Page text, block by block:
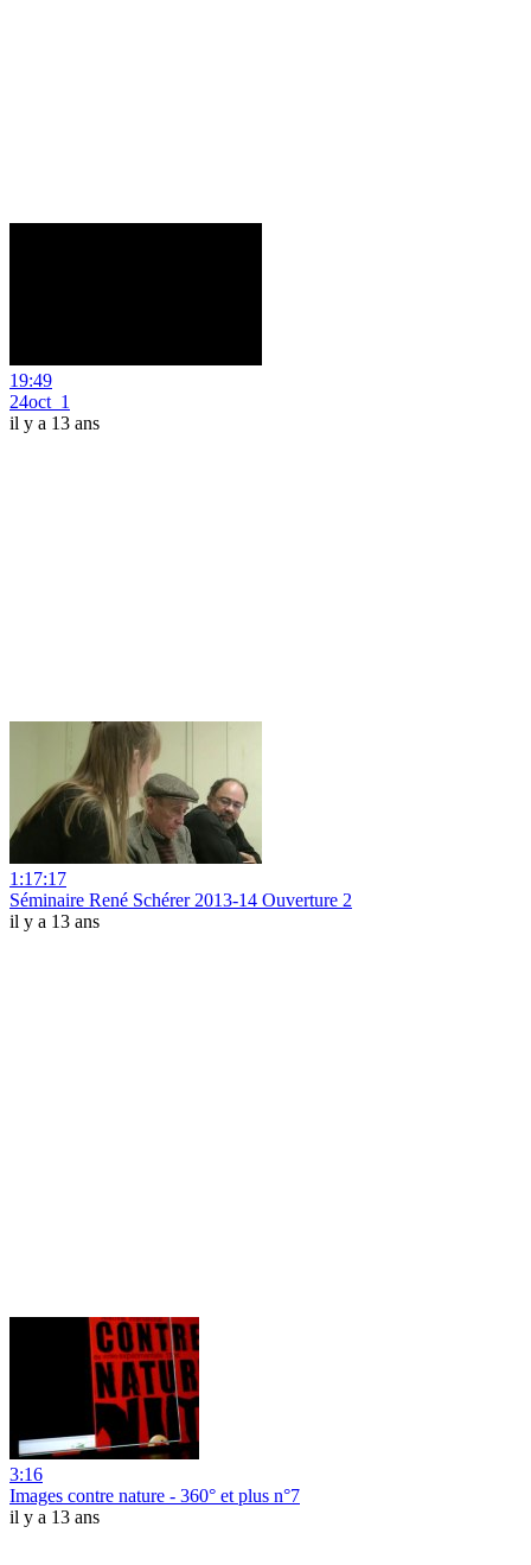
19:49
24oct_1
il y a 13 ans
1:17:17
Séminaire René Schérer 2013-14 Ouverture 2
il y a 13 ans
3:16
Images contre nature - 360° et plus n°7
il y a 13 ans